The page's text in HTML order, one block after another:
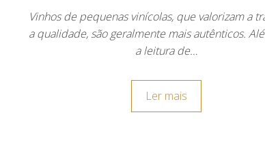
Vinhos de pequenas vinícolas, que valorizam a
a qualidade, são geralmente mais autênticos.
a leitura de…
Ler mais